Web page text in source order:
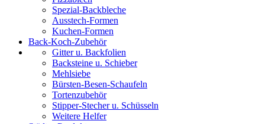
Spezial-Backbleche
Ausstech-Formen
Kuchen-Formen
Back-Koch-Zubehör
Gitter u. Backfolien
Backsteine u. Schieber
Mehlsiebe
Bürsten-Besen-Schaufeln
Tortenzubehör
Stipper-Stecher u. Schüsseln
Weitere Helfer